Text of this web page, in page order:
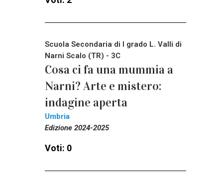
Scuola Secondaria di I grado L. Valli di
Narni Scalo (TR) - 3C
Cosa ci fa una mummia a
Narni? Arte e mistero:
indagine aperta
Umbria
Edizione 2024-2025
Voti: 0